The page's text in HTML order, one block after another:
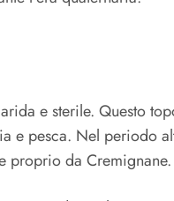
e sterile. Questo
e pesca. Nel periodo
proprio da Cremignane.